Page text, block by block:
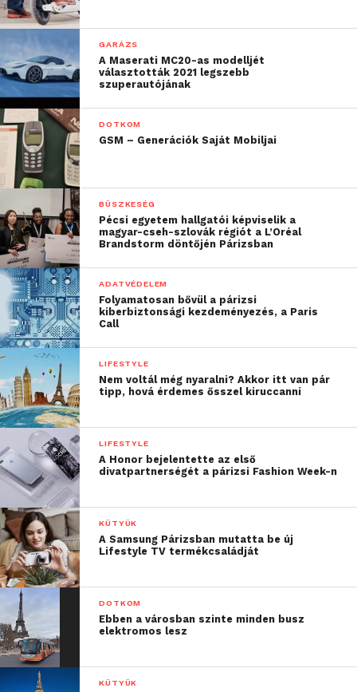
GARÁZS
A Maserati MC20-as modelljét
választották 2021 legszebb
szuperautójának
DOTKOM
GSM – Generációk Saját Mobiljai
BÜSZKESÉG
Pécsi egyetem hallgatói képviselik a
magyar-cseh-szlovák régiót a L’Oréal
Brandstorm döntőjén Párizsban
ADATVÉDELEM
Folyamatosan bővül a párizsi
kiberbiztonsági kezdeményezés, a Paris
Call
LIFESTYLE
Nem voltál még nyaralni? Akkor itt van pár
tipp, hová érdemes ősszel kiruccanni
LIFESTYLE
A Honor bejelentette az első
divatpartnerségét a párizsi Fashion Week-n
KÜTYÜK
A Samsung Párizsban mutatta be új
Lifestyle TV termékcsaládját
DOTKOM
Ebben a városban szinte minden busz
elektromos lesz
KÜTYÜK